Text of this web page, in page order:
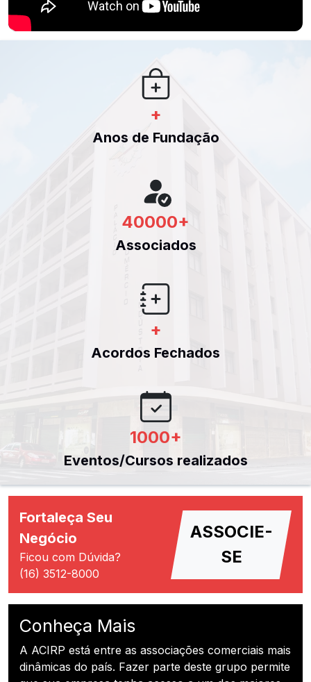
+
Anos de Fundação
40000+
Associados
+
Acordos Fechados
1000+
Eventos/Cursos realizados
Fortaleça Seu
Negócio
Ficou com Dúvida?
(16) 3512-8000
ASSOCIE-
SE
Conheça Mais
A ACIRP está entre as associações comerciais mais
dinâmicas do país. Fazer parte deste grupo permite